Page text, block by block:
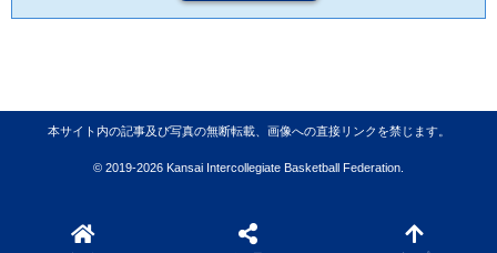
本サイト内の記事及び写真の無断転載、画像への直接リンクを禁じます。
© 2019-2026 Kansai Intercollegiate Basketball Federation.